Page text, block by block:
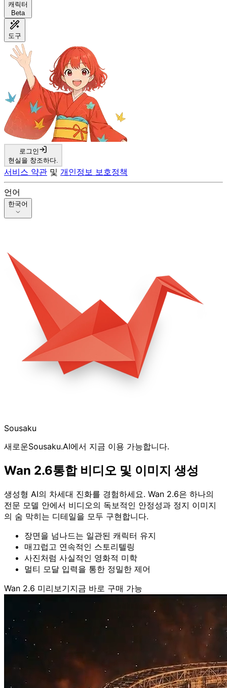
캐릭터
Beta
도구
로그인
현실을 창조하다.
서비스 약관 및 개인정보 보호정책
언어
한국어
Sousaku
새로운Sousaku.AI에서 지금 이용 가능합니다.
Wan 2.6통합 비디오 및 이미지 생성
생성형 AI의 차세대 진화를 경험하세요. Wan 2.6은 하나의
전문 모델 안에서 비디오의 독보적인 안정성과 정지 이미지
의 숨 막히는 디테일을 모두 구현합니다.
장면을 넘나드는 일관된 캐릭터 유지
매끄럽고 연속적인 스토리텔링
사진처럼 사실적인 영화적 미학
멀티 모달 입력을 통한 정밀한 제어
Wan 2.6 미리보기지금 바로 구매 가능